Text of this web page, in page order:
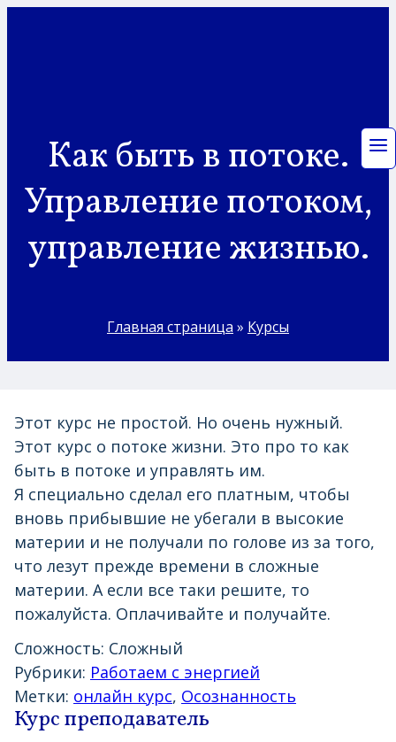
Как быть в потоке.
Управление потоком,
управление жизнью.
Главная страница » Курсы
Этот курс не простой. Но очень нужный.
Этот курс о потоке жизни. Это про то как
быть в потоке и управлять им.
Я специально сделал его платным, чтобы
вновь прибывшие не убегали в высокие
материи и не получали по голове из за того,
что лезут прежде времени в сложные
материи. А если все таки решите, то
пожалуйста. Оплачивайте и получайте.
Сложность: Сложный
Рубрики: Работаем с энергией
Метки: онлайн курс, Осознанность
Курс преподаватель